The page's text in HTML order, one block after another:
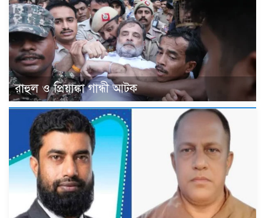
রাহুল ও প্রিয়াঙ্কা গান্ধী আটক